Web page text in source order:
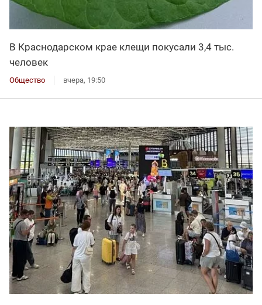
В Краснодарском крае клещи покусали 3,4 тыс.
человек
Общество вчера, 19:50